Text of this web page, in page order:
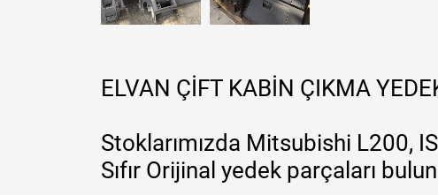
ELVAN ÇİFT KABİN ÇIKMA
Stoklarımızda Mitsubishi L200,
Sıfır Orijinal yedek parçaları